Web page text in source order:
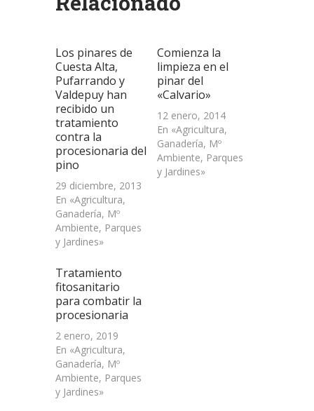
una una una
en
ventana
nueva)
Los pinares de
Cuesta Alta,
Pufarrando y
Valdepuy han
recibido un
tratamiento
contra la
procesionaria del
pino
29 diciembre, 2013
En «Agricultura,
Ganadería, Mº
Ambiente, Parques
y Jardines»
Comienza la
limpieza en el
pinar del
«Calvario»
12 enero, 2014
En «Agricultura,
Ganadería, Mº
Ambiente, Parques
y Jardines»
Tratamiento
fitosanitario
para combatir la
procesionaria
2 enero, 2019
En «Agricultura,
Ganadería, Mº
Ambiente, Parques
y Jardines»